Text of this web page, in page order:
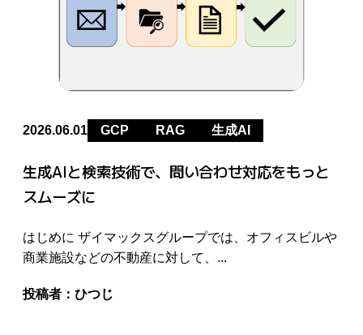
2026.06.01 GCP RAG 生成AI
生成AIと検索技術で、問い合わせ対応をもっと
スムーズに
はじめに ザイマックスグループでは、オフィスビルや
商業施設などの不動産に対して、...
投稿者： ひつじ